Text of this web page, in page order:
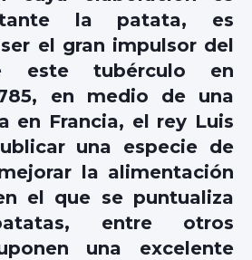
la patata, es
el gran impulsor del
este tubérculo en
en medio de una
en Francia, el rey Luis
una especie de
la alimentación
el que se puntualiza
entre otros
una excelente